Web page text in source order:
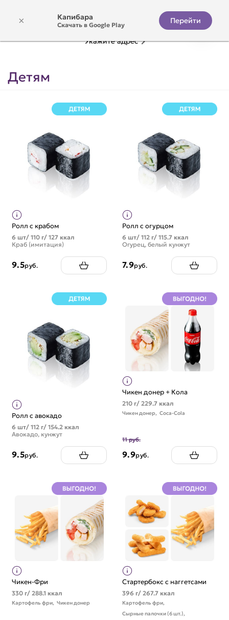
Укажите адрес
Детям
Ролл с крабом
6 шт/ 110 г/ 127 ккал
Краб (имитация)
9.5руб.
Ролл с огурцом
6 шт/ 112 г/ 115.7 ккал
Огурец, белый кунжут
7.9руб.
Ролл с авокадо
6 шт/ 112 г/ 154.2 ккал
Авокадо, кунжут
9.5руб.
Чикен донер + Кола
210 г/ 229.7 ккал
Чикен донер, Coca-Cola
11 руб.
9.9руб.
Чикен-Фри
330 г/ 288.1 ккал
Картофель фри, Чикен донер
Стартербокс с наггетсами
396 г/ 267.7 ккал
Картофель фри,
Сырные палочки (6 шт.),
× Капибара
Скачать в Google Play Перейти